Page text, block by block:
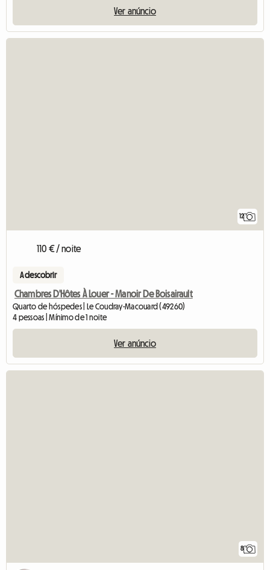
Ver anúncio
12
110 € / noite
A descobrir
Chambres D'Hôtes À Louer - Manoir De Boisairault
Quarto de hóspedes | Le Coudray-Macouard (49260)
4 pessoas | Mínimo de 1 noite
Ver anúncio
8